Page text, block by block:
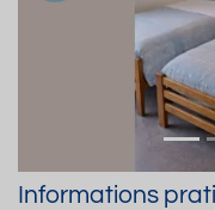
Informations